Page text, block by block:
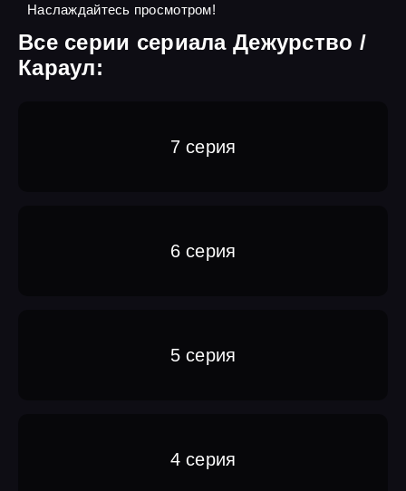
Наслаждайтесь просмотром!
Все серии сериала Дежурство /
Караул:
7 серия
6 серия
5 серия
4 серия